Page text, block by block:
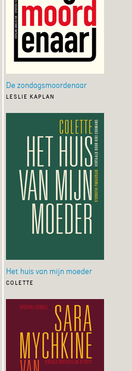
De zondagsmoordenaar
leslie kaplan
Het huis van mijn moeder
colette